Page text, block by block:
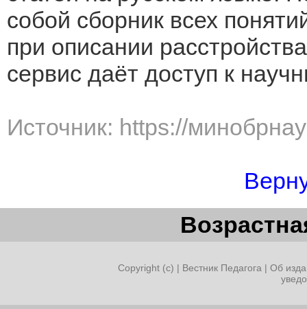
собой сборник всех
при описании
сервис даёт доступ к
Источник: https://
Copyright (c) | Вестник Педагога | Об